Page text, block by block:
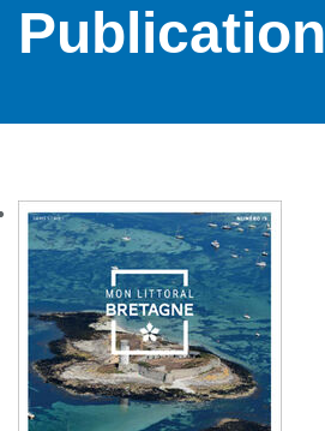
Publication